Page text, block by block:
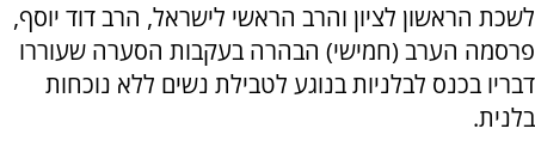
לשכת הראשון לציון והרב הראשי לישראל, הרב דוד יוסף,
פרסמה הערב (חמישי) הבהרה בעקבות הסערה שעוררו
דבריו בכנס לבלניות בנוגע לטבילת נשים ללא נוכחות
בלנית.